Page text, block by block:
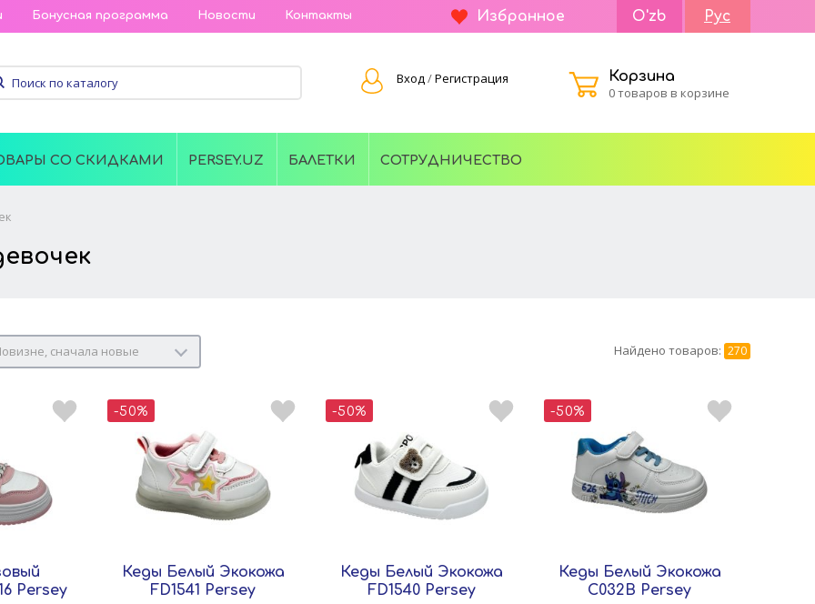
Бонусная программа Новости Контакты Избранное O'zb Рус
Вход/Регистрация
Корзина
0 товаров в корзине
СО СКИДКАМИ PERSEY.UZ БАЛЕТКИ СОТРУДНИЧЕСТВО
сначала новые Найдено товаров: 270
Persey
-50%
Кеды Белый Экокожа
FD1541 Persey
-50%
Кеды Белый Экокожа
FD1540 Persey
-50%
Кеды Белый Экокожа
C032B Persey